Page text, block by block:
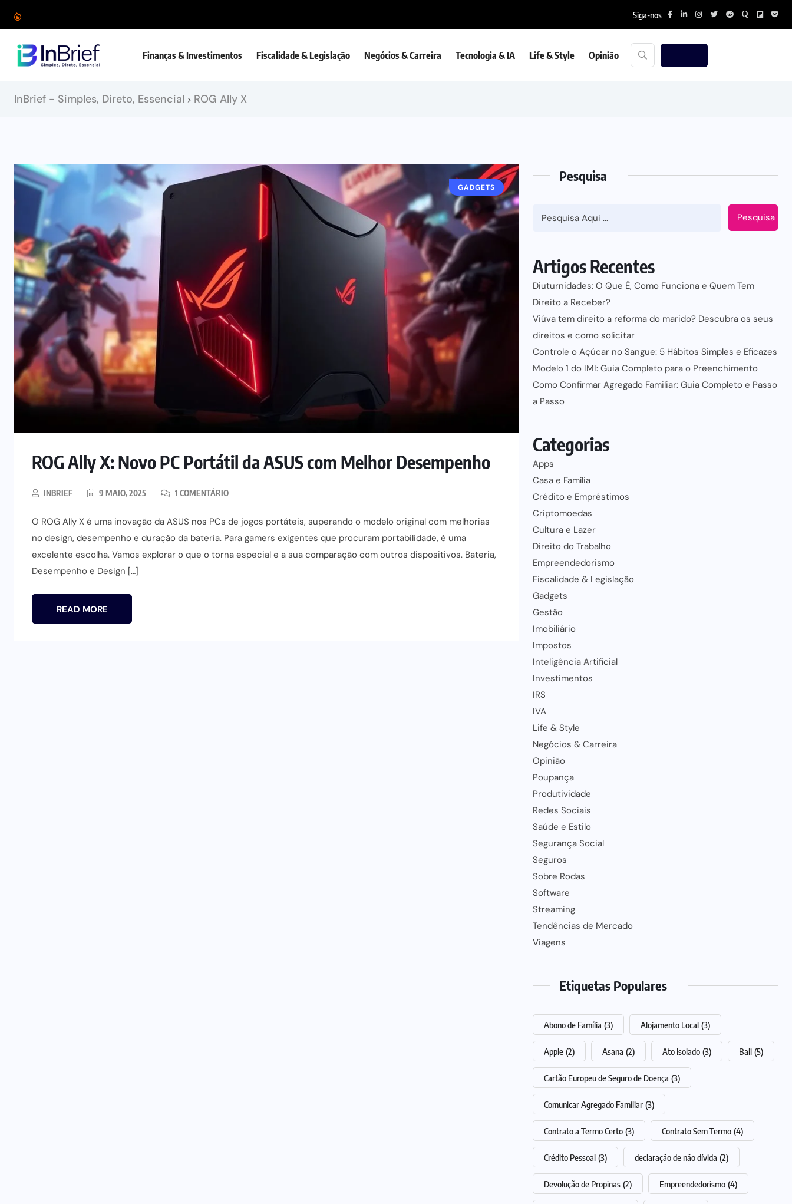
Siga-nos
Finanças & Investimentos Fiscalidade & Legislação Negócios & Carreira Tecnologia & IA Life & Style Opinião
InBrief - Simples, Direto, Essencial > ROG Ally X
GADGETS
ROG Ally X: Novo PC Portátil da ASUS com Melhor Desempenho
INBRIEF 9 MAIO, 2025 1 COMENTÁRIO
O ROG Ally X é uma inovação da ASUS nos PCs de jogos portáteis, superando o modelo original com melhorias
no design, desempenho e duração da bateria. Para gamers exigentes que procuram portabilidade, é uma
excelente escolha. Vamos explorar o que o torna especial e a sua comparação com outros dispositivos. Bateria,
Desempenho e Design […]
READ MORE
Pesquisa
Pesquisa
Artigos Recentes
Diuturnidades: O Que É, Como Funciona e Quem Tem
Direito a Receber?
Viúva tem direito a reforma do marido? Descubra os seus
direitos e como solicitar
Controle o Açúcar no Sangue: 5 Hábitos Simples e Eficazes
Modelo 1 do IMI: Guia Completo para o Preenchimento
Como Confirmar Agregado Familiar: Guia Completo e Passo
a Passo
Categorias
Apps
Casa e Família
Crédito e Empréstimos
Criptomoedas
Cultura e Lazer
Direito do Trabalho
Empreendedorismo
Fiscalidade & Legislação
Gadgets
Gestão
Imobiliário
Impostos
Inteligência Artificial
Investimentos
IRS
IVA
Life & Style
Negócios & Carreira
Opinião
Poupança
Produtividade
Redes Sociais
Saúde e Estilo
Segurança Social
Seguros
Sobre Rodas
Software
Streaming
Tendências de Mercado
Viagens
Etiquetas Populares
Abono de Família (3) Alojamento Local (3)
Apple (2) Asana (2) Ato Isolado (3) Bali (5)
Cartão Europeu de Seguro de Doença (3)
Comunicar Agregado Familiar (3)
Contrato a Termo Certo (3) Contrato Sem Termo (4)
Crédito Pessoal (3) declaração de não dívida (2)
Devolução de Propinas (2) Empreendedorismo (4)